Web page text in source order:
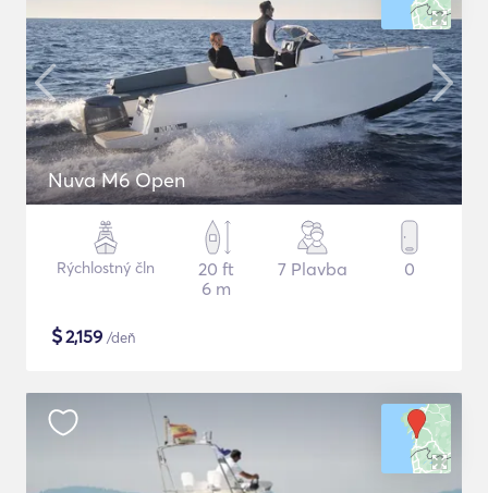
Nuva M6 Open
Rýchlostný čln
20 ft
6 m
7 Plavba 0
$2,159 /deň